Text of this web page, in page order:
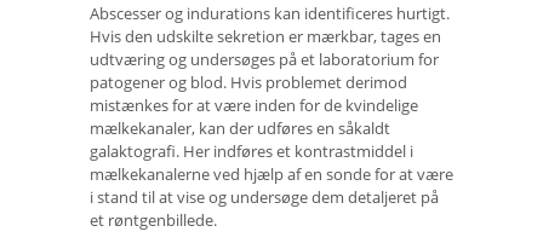
Abscesser og indurations kan identificeres hurtigt.
Hvis den udskilte sekretion er mærkbar, tages en
udtværing og undersøges på et laboratorium for
patogener og blod. Hvis problemet derimod
mistænkes for at være inden for de kvindelige
mælkekanaler, kan der udføres en såkaldt
galaktografi. Her indføres et kontrastmiddel i
mælkekanalerne ved hjælp af en sonde for at være
i stand til at vise og undersøge dem detaljeret på
et røntgenbillede.